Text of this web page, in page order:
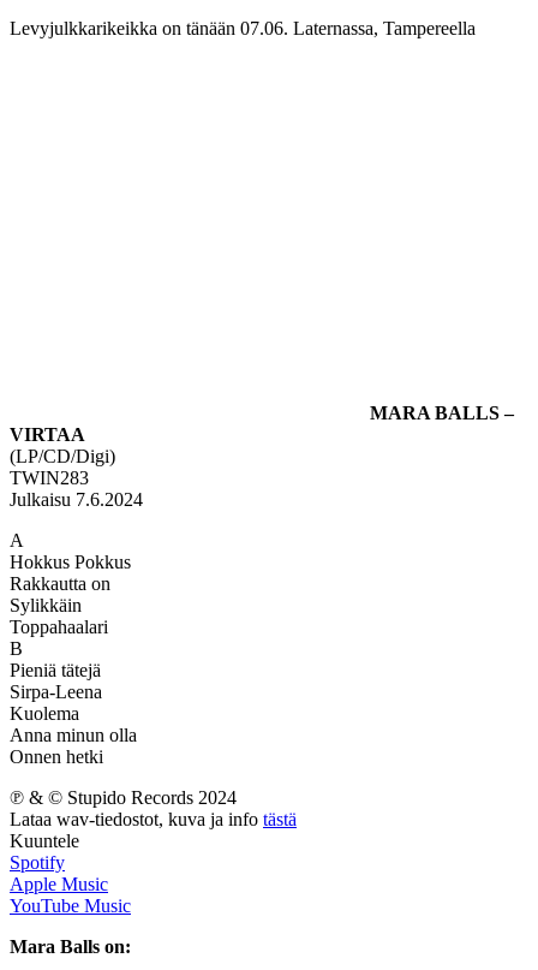
Levyjulkkarikeikka on tänään 07.06. Laternassa, Tampereella
MARA BALLS –
VIRTAA
(LP/CD/Digi)
TWIN283
Julkaisu 7.6.2024
A
Hokkus Pokkus
Rakkautta on
Sylikkäin
Toppahaalari
B
Pieniä tätejä
Sirpa-Leena
Kuolema
Anna minun olla
Onnen hetki
℗ & © Stupido Records 2024
Lataa wav-tiedostot, kuva ja info tästä
Kuuntele
Spotify
Apple Music
YouTube Music
Mara Balls on: